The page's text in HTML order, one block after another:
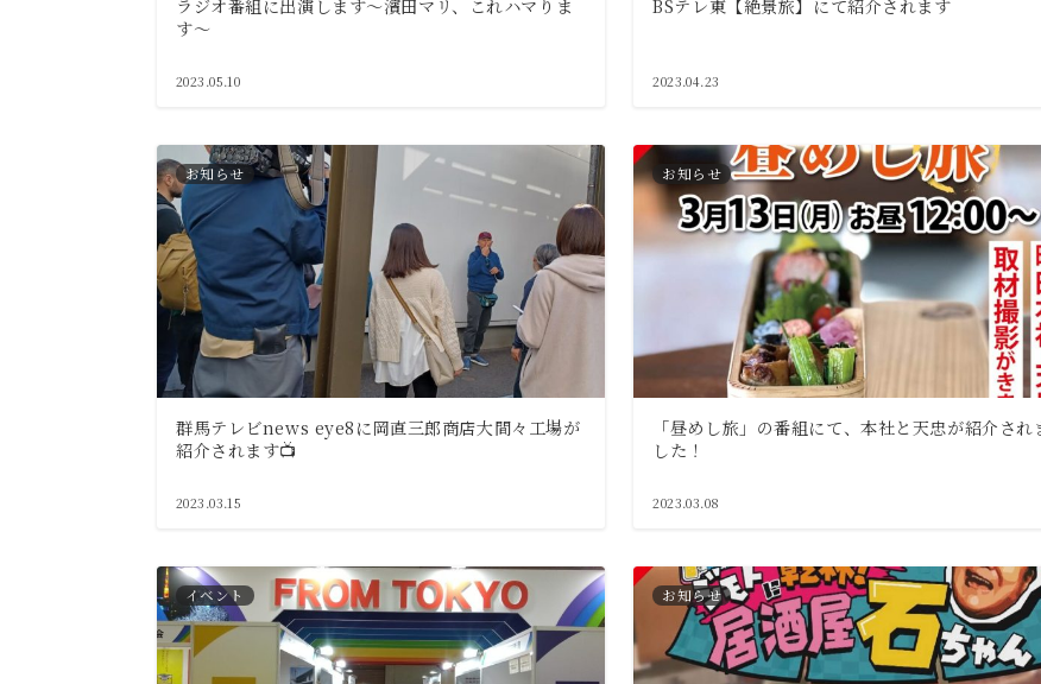
ラジオ番組に出演します～濱田マリ、これハマりま
す～
2023.05.10
BSテレ東【絶景旅】にて紹介されます
2023.04.23
お知らせ
群馬テレビnews eye8に岡直三郎商店大間々工場が
紹介されます📺
2023.03.15
お知らせ
「昼めし旅」の番組にて、本社と天忠が紹介され
した！
2023.03.08
イベント お知らせ